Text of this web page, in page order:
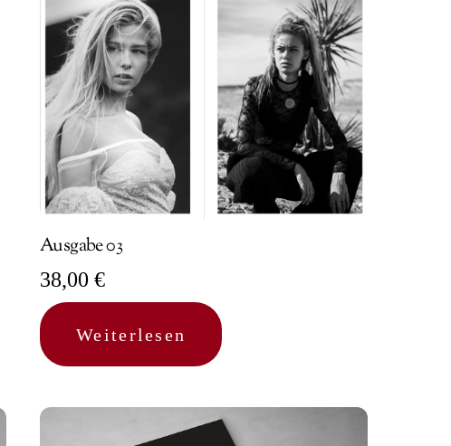
Ausgabe 03
38,00€
Weiterlesen